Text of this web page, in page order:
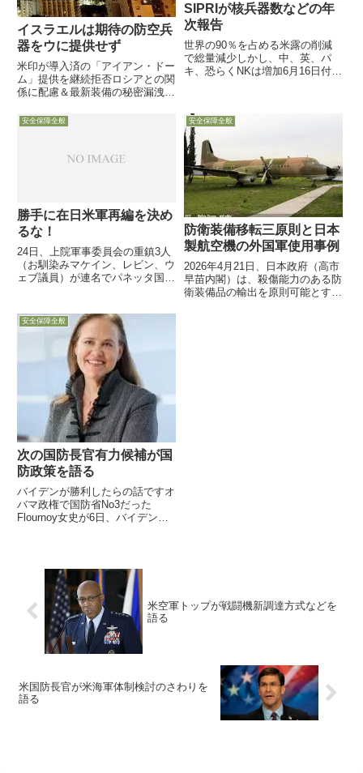
イスラエルは期待の防空兵
器をウに提供せず
米印が導入済の「アイアン・ドー
ム」提供を継続拒否ロシアとの関
係に配慮＆最新装備の秘密漏洩危
システムとして世界最強とか7月
21日付読売新聞朝刊が「世界最
ーム”、イスラエルがウクライ
SIPRIが核兵器数などの年
次報告
世界の90％を占める米露の削減
で総量減少しかし、中、英、パ
キ、恐らくNKは増加6月16日付
2019）を紹介し、2019年初...
安全保障全般
勝手に在日米軍再編を決め
るな！
24日、上院軍事委員会の重鎮3人
（お馴染みマケイン、レビン、ウ
ェブ議員）が連名でパネッタ国防
を行う議会のサポート無しに、如
何なる米軍再配置計画も最終決定
とはなり得ない」と釘を
安全保障全般
防衛装備移転三原則と日本
製航空機の外国軍使用事例
2026年4月21日、日本政府（高市
早苗内閣）は、殺傷能力のある防
衛装備品の輸出を原則可能とする
安全保障全般
次の国防長官有力候補が国
防政策を語る
バイデンが勝利したらの話ですオ
バマ政権で国防省No3だった
Flournoy女史が6日、バイデン政
で、中国やロシアに対抗すべく取
るべき国...
米空軍トップが戦闘機新調達方式などを
語る
米国防長官が米海軍体制検討のさわりを
語る